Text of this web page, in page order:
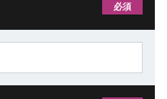
必須